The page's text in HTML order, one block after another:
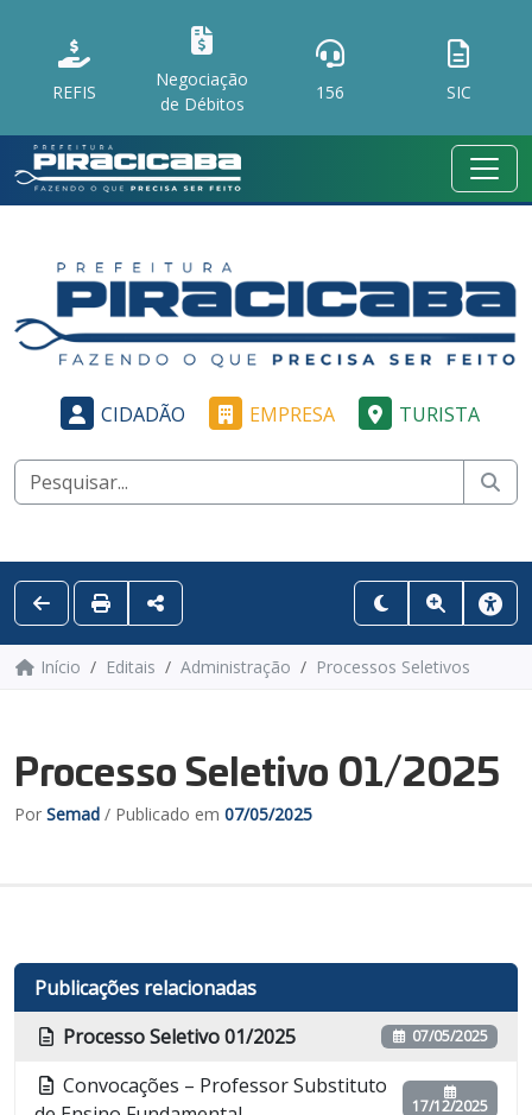
REFIS
Negociação
de Débitos
156 SIC
CIDADÃO EMPRESA TURISTA
Início Editais Administração Processos Seletivos
Processo Seletivo 01/2025
Por Semad / Publicado em 07/05/2025
Publicações relacionadas
Processo Seletivo 01/2025
07/05/2025
Convocações – Professor Substituto
17/12/2025